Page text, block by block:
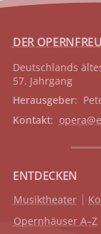
DER
Deutschlands
57. Jahrgang
Herausgeber:
Kontakt:
ENTDECKEN
Musiktheater
Opernhäuser A–Z